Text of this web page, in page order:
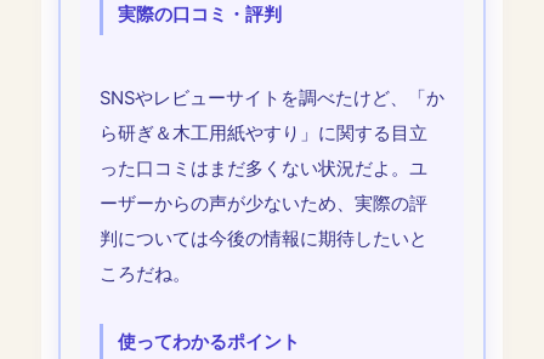
実際の口コミ・評判
SNSやレビューサイトを調べたけど、「か
ら研ぎ＆木工用紙やすり」に関する目立
った口コミはまだ多くない状況だよ。ユ
ーザーからの声が少ないため、実際の評
判については今後の情報に期待したいと
ころだね。
使ってわかるポイント